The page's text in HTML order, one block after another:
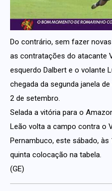
Do contrário, sem fazer
as contratações do atacante
esquerdo Dalbert e o volante
chegada da segunda janela
2 de setembro.
Selada a vitória para o
Leão volta a campo contra o
Pernambuco, este sábado, às
quinta colocação na tabela.
(GE)